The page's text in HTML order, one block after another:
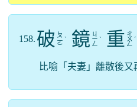
158. 破 ㄆ
ㄛ ˋ 鏡 ㄐ
ㄧ
ㄥ
ˋ 重 ㄔ
ㄨ
ㄥ
ˊ
比喻「夫妻」離散後又